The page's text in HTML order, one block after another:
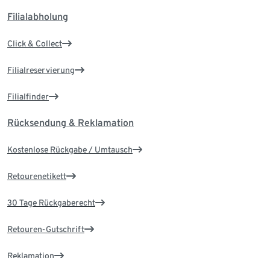
Filialabholung
Click & Collect
Filialreservierung
Filialfinder
Rücksendung & Reklamation
Kostenlose Rückgabe / Umtausch
Retourenetikett
30 Tage Rückgaberecht
Retouren-Gutschrift
Reklamation